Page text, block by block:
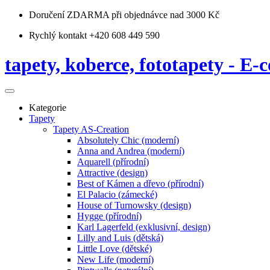
Doručení ZDARMA při objednávce nad 3000 Kč
Rychlý kontakt +420 608 449 590
tapety, koberce, fototapety - E-
Kategorie
Tapety
Tapety AS-Creation
Absolutely Chic (moderní)
Anna and Andrea (moderní)
Aquarell (přírodní)
Attractive (design)
Best of Kámen a dřevo (přírodní)
El Palacio (zámecké)
House of Turnowsky (design)
Hygge (přírodní)
Karl Lagerfeld (exklusivní, design)
Lilly and Luis (dětská)
Little Love (dětské)
New Life (moderní)